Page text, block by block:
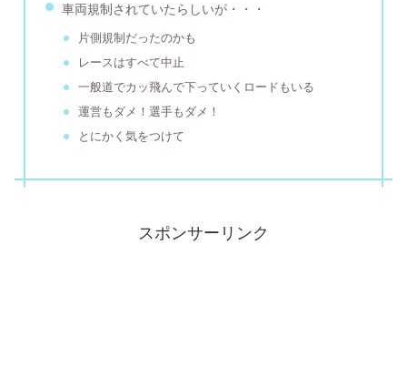
車両規制されていたらしいが・・・
片側規制だったのかも
レースはすべて中止
一般道でカッ飛んで下っていくロードもいる
運営もダメ！選手もダメ！
とにかく気をつけて
スポンサーリンク